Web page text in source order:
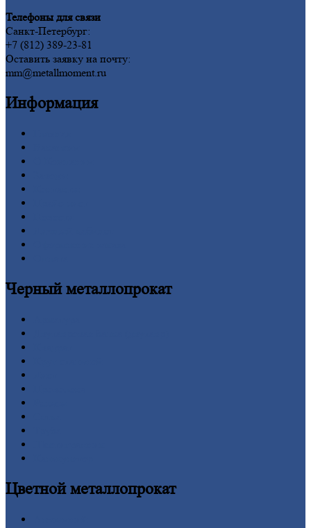
Телефоны для связи
Санкт-Петербург:
+7 (812) 389-23-81
Оставить заявку на почту:
mm@metallmoment.ru
Информация
Черныйметаллопрокат
Цветнойметаллопрокат